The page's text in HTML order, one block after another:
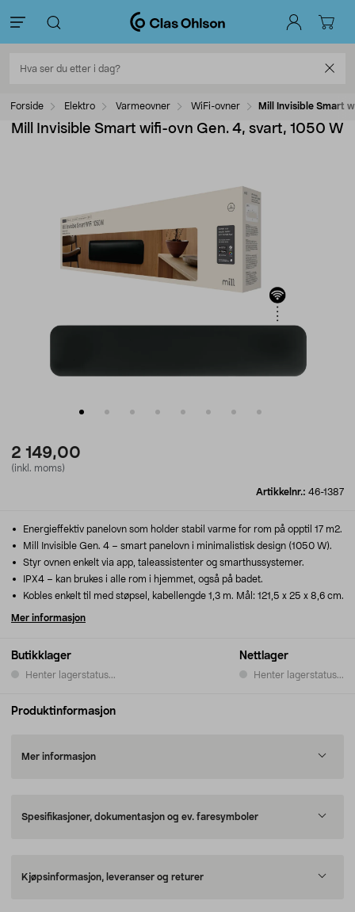
Forside Elektro Varmeovner WiFi-ovner Mill Invisible Smart
Mill Invisible Smart wifi-ovn Gen. 4, svart, 1050 W
2 149,00
(inkl. moms)
Artikkelnr.: 46-1387
Butikklager
Henter lagerstatus...
Nettlager
Henter lagerstatus...
Energieffektiv panelovn som holder stabil varme for rom på opptil 17 m2.
Mill Invisible Gen. 4 – smart panelovn i minimalistisk design (1050 W).
Styr ovnen enkelt via app, taleassistenter og smarthussystemer.
IPX4 – kan brukes i alle rom i hjemmet, også på badet.
Kobles enkelt til med støpsel, kabellengde 1,3 m. Mål: 121,5 x 25 x 8,6 cm.
Mer informasjon
Produktinformasjon
Mer informasjon
Spesifikasjoner, dokumentasjon og ev. faresymboler
Kjøpsinformasjon, leveranser og returer